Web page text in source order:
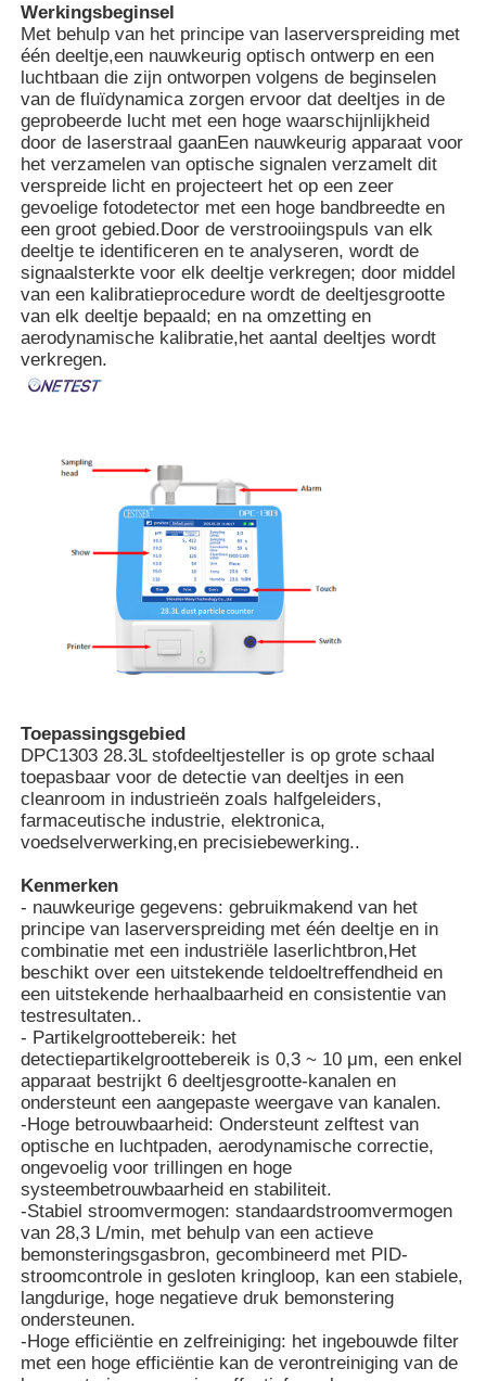
Fabrieksreis
Kwaliteitscontrole
Contacteer ons
nieuws
De gevallen tonen
Vraag een offerte aan
Detector voor nucleaire straling
Persoonlijke dosismeter
x ray sensor
Kernstralingsbewakingssysteem
radondetector
Atmosferische negatieve ionenmonitor
PM2.5 detector
De Teller van het stofdeeltje
Partikelsensor
Monitoringsinrichting voor de luchtkwaliteit
Monitoringsysteem voor de luchtkwaliteit buiten
Negatieve ionendetector
Ozonedetector
Taiwan Huibo Ultrasone Instrumenten Serie
Werkingsbeginsel
Met behulp van het principe van laserverspreiding met
één deeltje,een nauwkeurig optisch ontwerp en een
luchtbaan die zijn ontworpen volgens de beginselen
van de fluïdynamica zorgen ervoor dat deeltjes in de
geprobeerde lucht met een hoge waarschijnlijkheid
door de laserstraal gaanEen nauwkeurig apparaat voor
het verzamelen van optische signalen verzamelt dit
verspreide licht en projecteert het op een zeer
gevoelige fotodetector met een hoge bandbreedte en
een groot gebied.Door de verstrooiingspuls van elk
deeltje te identificeren en te analyseren, wordt de
signaalsterkte voor elk deeltje verkregen; door middel
van een kalibratieprocedure wordt de deeltjesgrootte
van elk deeltje bepaald; en na omzetting en
aerodynamische kalibratie,het aantal deeltjes wordt
verkregen.
Toepassingsgebied
DPC1303 28.3L stofdeeltjesteller is op grote schaal
toepasbaar voor de detectie van deeltjes in een
cleanroom in industrieën zoals halfgeleiders,
farmaceutische industrie, elektronica,
voedselverwerking,en precisiebewerking..
Kenmerken
- nauwkeurige gegevens: gebruikmakend van het
principe van laserverspreiding met één deeltje en in
combinatie met een industriële laserlichtbron,Het
beschikt over een uitstekende teldoeltreffendheid en
een uitstekende herhaalbaarheid en consistentie van
testresultaten..
- Partikelgroottebereik: het
detectiepartikelgroottebereik is 0,3 ~ 10 μm, een enkel
apparaat bestrijkt 6 deeltjesgrootte-kanalen en
ondersteunt een aangepaste weergave van kanalen.
-Hoge betrouwbaarheid: Ondersteunt zelftest van
optische en luchtpaden, aerodynamische correctie,
ongevoelig voor trillingen en hoge
systeembetrouwbaarheid en stabiliteit.
-Stabiel stroomvermogen: standaardstroomvermogen
van 28,3 L/min, met behulp van een actieve
bemonsteringsgasbron, gecombineerd met PID-
stroomcontrole in gesloten kringloop, kan een stabiele,
langdurige, hoge negatieve druk bemonstering
ondersteunen.
-Hoge efficiëntie en zelfreiniging: het ingebouwde filter
met een hoge efficiëntie kan de verontreiniging van de